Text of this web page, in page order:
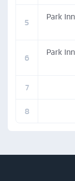
5
Park
6
Park
7
8